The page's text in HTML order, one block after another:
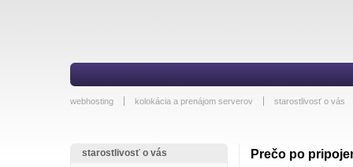
webhosting kolokácia a prenájom serverov starostlivosť o vás
starostlivosť o vás Prečo po